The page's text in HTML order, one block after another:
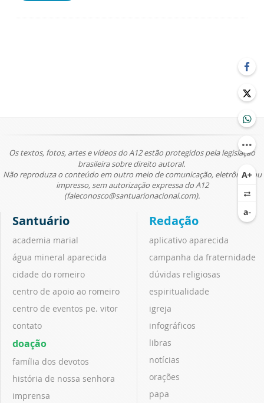
Os textos, fotos, artes e vídeos do A12 estão protegidos pela legislação
brasileira sobre direito autoral.
Não reproduza o conteúdo em outro meio de comunicação, eletrônico ou
impresso, sem autorização expressa do A12
(faleconosco@santuarionacional.com).
Santuário
academia marial
água mineral aparecida
cidade do romeiro
centro de apoio ao romeiro
centro de eventos pe. vitor
contato
doação
família dos devotos
história de nossa senhora
imprensa
Redação
aplicativo aparecida
campanha da fraternidade
dúvidas religiosas
espiritualidade
igreja
infográficos
libras
notícias
orações
papa